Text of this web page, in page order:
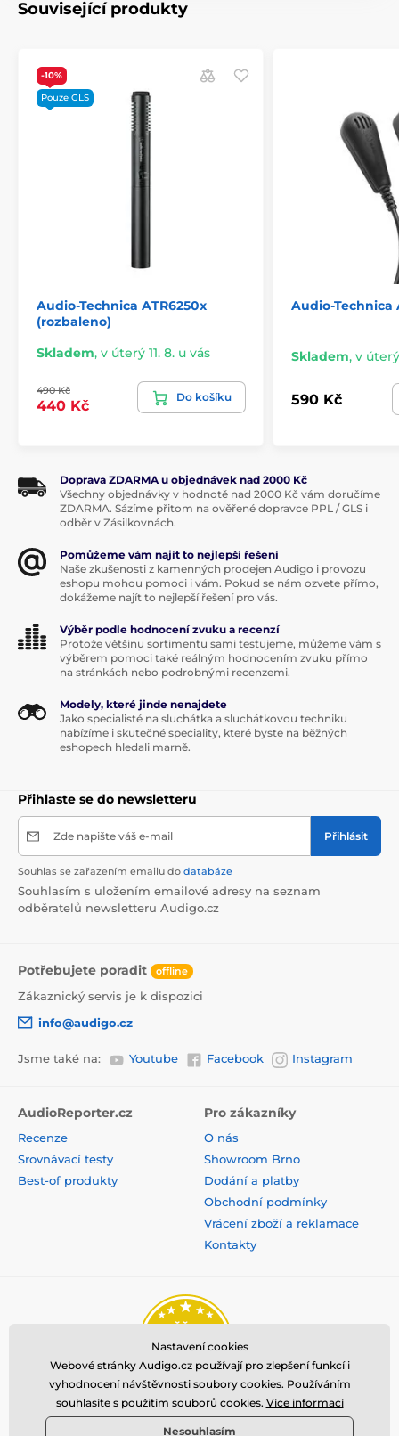
Související produkty
-10%
Pouze GLS
Audio-Technica ATR6250x
(rozbaleno)
Skladem, v úterý 11. 8. u vás
490 Kč
440 Kč
Do košíku
Audio-Technica
Skladem, v úterý
590 Kč
Doprava ZDARMA u objednávek nad 2000 Kč
Všechny objednávky v hodnotě nad 2000 Kč vám doručíme
ZDARMA. Sázíme přitom na ověřené dopravce PPL / GLS i
odběr v Zásilkovnách.
Pomůžeme vám najít to nejlepší řešení
Naše zkušenosti z kamenných prodejen Audigo i provozu
eshopu mohou pomoci i vám. Pokud se nám ozvete přímo,
dokážeme najít to nejlepší řešení pro vás.
Výběr podle hodnocení zvuku a recenzí
Protože většinu sortimentu sami testujeme, můžeme vám s
výběrem pomoci také reálným hodnocením zvuku přímo
na stránkách nebo podrobnými recenzemi.
Modely, které jinde nenajdete
Jako specialisté na sluchátka a sluchátkovou techniku
nabízíme i skutečné speciality, které byste na běžných
eshopech hledali marně.
Přihlaste se do newsletteru
Zde napište váš e-mail Přihlásit
Souhlas se zařazením emailu do databáze
Souhlasím s uložením emailové adresy na seznam
odběratelů newsletteru Audigo.cz
Potřebujete poradit offline
Zákaznický servis je k dispozici
info@audigo.cz
Jsme také na: Youtube Facebook Instagram
AudioReporter.cz
Recenze
Srovnávací testy
Best-of produkty
Pro zákazníky
O nás
Showroom Brno
Dodání a platby
Obchodní podmínky
Vrácení zboží a reklamace
Kontakty
Nastavení cookies
Webové stránky Audigo.cz používají pro zlepšení funkcí i
vyhodnocení návštěvnosti soubory cookies. Používáním
souhlasíte s použitím souborů cookies. Více informací
Nesouhlasím